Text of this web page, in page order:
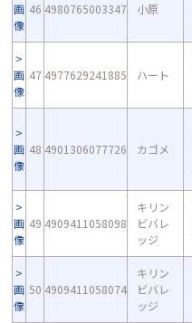
画
像
46 4980765003347 小原
画
像
47 4977629241885 ハート
画
像
48 4901306077726 カゴメ
画
像
49 4909411058098
キリン
ビバレ
ッジ
画
像
50 4909411058074
キリン
ビバレ
ッジ